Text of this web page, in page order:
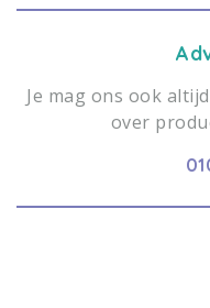
Je mag ons ook
over